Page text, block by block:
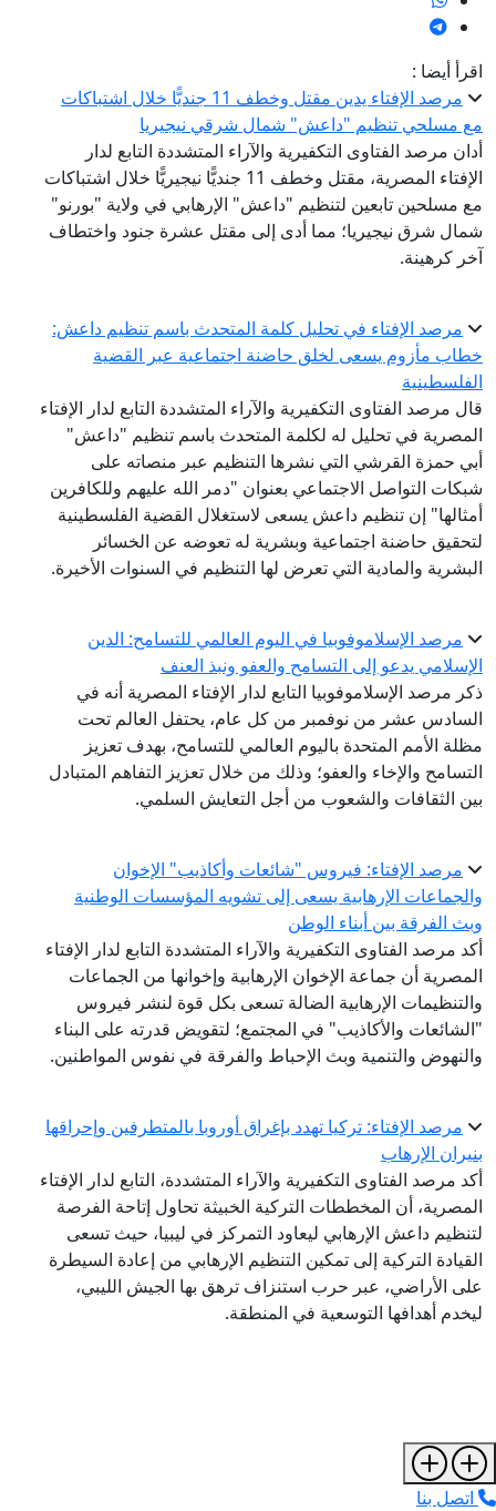
اقرأ أيضا :
مرصد الإفتاء يدين مقتل وخطف 11 جنديًّا خلال اشتباكات
مع مسلحي تنظيم "داعش" شمال شرقي نيجيريا
أدان مرصد الفتاوى التكفيرية والآراء المتشددة التابع لدار
الإفتاء المصرية، مقتل وخطف 11 جنديًّا نيجيريًّا خلال اشتباكات
مع مسلحين تابعين لتنظيم "داعش" الإرهابي في ولاية "بورنو"
شمال شرق نيجيريا؛ مما أدى إلى مقتل عشرة جنود واختطاف
آخر كرهينة.
مرصد الإفتاء في تحليل كلمة المتحدث باسم تنظيم داعش:
خطاب مأزوم يسعى لخلق حاضنة اجتماعية عبر القضية
الفلسطينية
قال مرصد الفتاوى التكفيرية والآراء المتشددة التابع لدار الإفتاء
المصرية في تحليل له لكلمة المتحدث باسم تنظيم "داعش"
أبي حمزة القرشي التي نشرها التنظيم عبر منصاته على
شبكات التواصل الاجتماعي بعنوان "دمر الله عليهم وللكافرين
أمثالها" إن تنظيم داعش يسعى لاستغلال القضية الفلسطينية
لتحقيق حاضنة اجتماعية وبشرية له تعوضه عن الخسائر
البشرية والمادية التي تعرض لها التنظيم في السنوات الأخيرة.
مرصد الإسلاموفوبيا في اليوم العالمي للتسامح: الدين
الإسلامي يدعو إلى التسامح والعفو ونبذ العنف
ذكر مرصد الإسلاموفوبيا التابع لدار الإفتاء المصرية أنه في
السادس عشر من نوفمبر من كل عام، يحتفل العالم تحت
مظلة الأمم المتحدة باليوم العالمي للتسامح، بهدف تعزيز
التسامح والإخاء والعفو؛ وذلك من خلال تعزيز التفاهم المتبادل
بين الثقافات والشعوب من أجل التعايش السلمي.
مرصد الإفتاء: فيروس "شائعات وأكاذيب" الإخوان
والجماعات الإرهابية يسعى إلى تشويه المؤسسات الوطنية
وبث الفرقة بين أبناء الوطن
أكد مرصد الفتاوى التكفيرية والآراء المتشددة التابع لدار الإفتاء
المصرية أن جماعة الإخوان الإرهابية وإخوانها من الجماعات
والتنظيمات الإرهابية الضالة تسعى بكل قوة لنشر فيروس
"الشائعات والأكاذيب" في المجتمع؛ لتقويض قدرته على البناء
والنهوض والتنمية وبث الإحباط والفرقة في نفوس المواطنين.
مرصد الإفتاء: تركيا تهدد بإغراق أوروبا بالمتطرفين وإحراقها
بنيران الإرهاب
أكد مرصد الفتاوى التكفيرية والآراء المتشددة، التابع لدار الإفتاء
المصرية، أن المخططات التركية الخبيثة تحاول إتاحة الفرصة
لتنظيم داعش الإرهابي ليعاود التمركز في ليبيا، حيث تسعى
القيادة التركية إلى تمكين التنظيم الإرهابي من إعادة السيطرة
على الأراضي، عبر حرب استنزاف ترهق بها الجيش الليبي،
ليخدم أهدافها التوسعية في المنطقة.
اتصل بنا